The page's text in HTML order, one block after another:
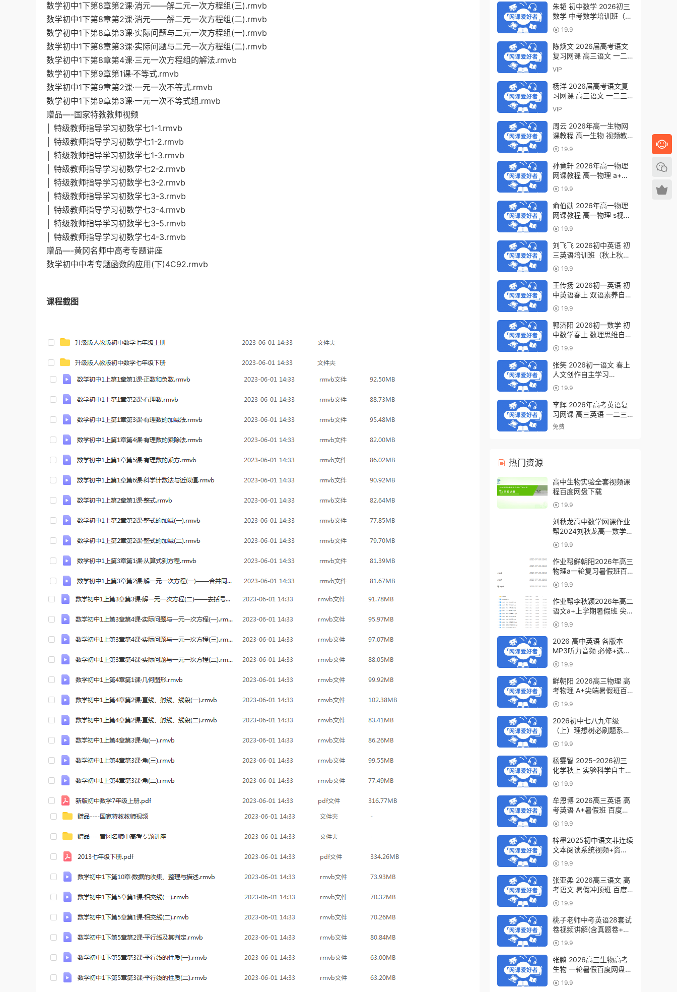
数学初中1下第8章第2课·消元——解二元一次方程组(三).rmvb
数学初中1下第8章第2课·消元——解二元一次方程组(二).rmvb
数学初中1下第8章第3课·实际问题与二元一次方程组(一).rmvb
数学初中1下第8章第3课·实际问题与二元一次方程组(二).rmvb
数学初中1下第8章第4课·三元一次方程组的解法.rmvb
数学初中1下第9章第1课·不等式.rmvb
数学初中1下第9章第2课·一元一次不等式.rmvb
数学初中1下第9章第3课·一元一次不等式组.rmvb
赠品—-国家特教教师视频
│ 特级教师指导学习初数学七1-1.rmvb
│ 特级教师指导学习初数学七1-2.rmvb
│ 特级教师指导学习初数学七1-3.rmvb
│ 特级教师指导学习初数学七2-2.rmvb
│ 特级教师指导学习初数学七3-2.rmvb
│ 特级教师指导学习初数学七3-3.rmvb
│ 特级教师指导学习初数学七3-4.rmvb
│ 特级教师指导学习初数学七3-5.rmvb
│ 特级教师指导学习初数学七4-3.rmvb
赠品—-黄冈名师中高考专题讲座
数学初中中考专题函数的应用(下)4C92.rmvb
课程截图
朱韬 初中数学 2026初三
数学 中考数学培训班（秋
上秋下·全国版·S）百度网
盘下载
19.9
陈焕文 2026届高考语文
复习网课 高三语文 一二
三轮视频课程全年班 百度
VIP
杨洋 2026届高考语文复
习网课 高三语文 一二三
轮视频教程全年班 百度网
VIP
周云 2026年高一生物网
课教程 高一生物 视频教
程下学期寒春班 百度网盘
下载
19.9
孙竟轩 2026年高一物理
网课教程 高一物理 a+视
频教程下学期寒春班 百度
网盘下载
19.9
俞伯勋 2026年高一物理
网课教程 高一物理 s视频
教程下学期寒春班 百度网
盘下载
19.9
刘飞飞 2026初中英语 初
三英语培训班（秋上秋下·
全国版·A+）百度网盘下
载
19.9
王传扬 2026初一英语 初
中英语春上 双语素养自主
学习·TY·A+（三期）百度
网盘下载
19.9
郭济阳 2026初一数学 初
中数学春上 数理思维自主
学习·BS（一期）百度网
盘下载
19.9
张笑 2026初一语文 春上
人文创作自主学习
·TY·S（一期）百度网盘下
载
19.9
李辉 2026年高考英语复
习网课 高三英语 一二三
轮视频课程全年班 百度网
免费
热门资源
高中生物实验全套视频课
程百度网盘下载
19.9
刘秋龙高中数学网课作业
帮2024刘秋龙高一数学
a+教程（暑假班+秋季
班）
19.9
作业帮鲜朝阳2026年高三
物理a一轮复习暑假班百
度网盘下载
19.9
作业帮李秋颖2026年高二
语文a+上学期暑假班 尖
端班百度网盘下载
19.9
2026 高中英语 各版本
MP3听力音频 必修+选修
6.07GB百度网盘下载
19.9
鲜朝阳 2026高三物理 高
考物理 A+尖端暑假班百
度网盘下载
19.9
2026初中七八九年级
（上）理想树必刷题系列
百度网盘下载
19.9
杨雯智 2025-2026初三
化学秋上 实验科学自主学
习·TY·S（3期）百度网盘
下载
19.9
牟恩博 2026高三英语 高
考英语 A+暑假班 百度网
盘下载
19.9
梓墨2025初中语文非连续
文本阅读系统视频+资料
(第六季)百度网盘下载
19.9
张亚柔 2026高三语文 高
考语文 暑假冲顶班 百度
网盘下载
19.9
桃子老师中考英语28套试
卷视频讲解(含真题卷+模
拟卷)百度网盘下载
19.9
张鹏 2026高三生物高考
生物 一轮暑假百度网盘下
载 19.9